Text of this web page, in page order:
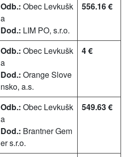
Odb.: Obec Levkušk
a
Dod.: LIM PO, s.r.o.
556.16 €
Odb.: Obec Levkušk
a
Dod.: Orange Slove
nsko, a.s.
4 €
Odb.: Obec Levkušk
a
Dod.: Brantner Gem
er s.r.o.
549.63 €